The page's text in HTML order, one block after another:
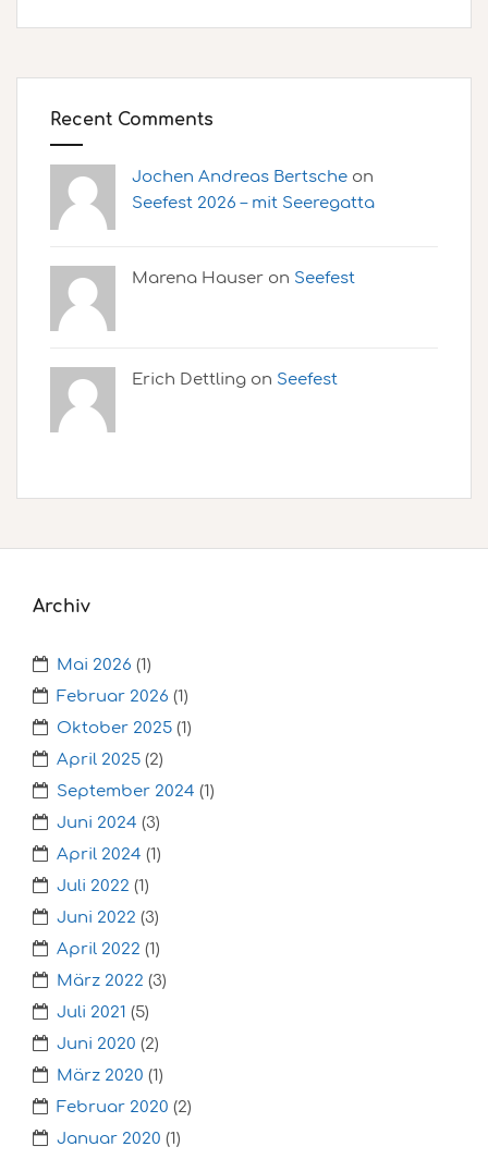
Recent Comments
Jochen Andreas Bertsche on
Seefest 2026 – mit Seeregatta
Marena Hauser on Seefest
Erich Dettling on Seefest
Archiv
Mai 2026 (1)
Februar 2026 (1)
Oktober 2025 (1)
April 2025 (2)
September 2024 (1)
Juni 2024 (3)
April 2024 (1)
Juli 2022 (1)
Juni 2022 (3)
April 2022 (1)
März 2022 (3)
Juli 2021 (5)
Juni 2020 (2)
März 2020 (1)
Februar 2020 (2)
Januar 2020 (1)